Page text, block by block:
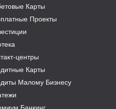
Карты
Проекты
центры
Карты
Малому Бизнесу
Банкинг